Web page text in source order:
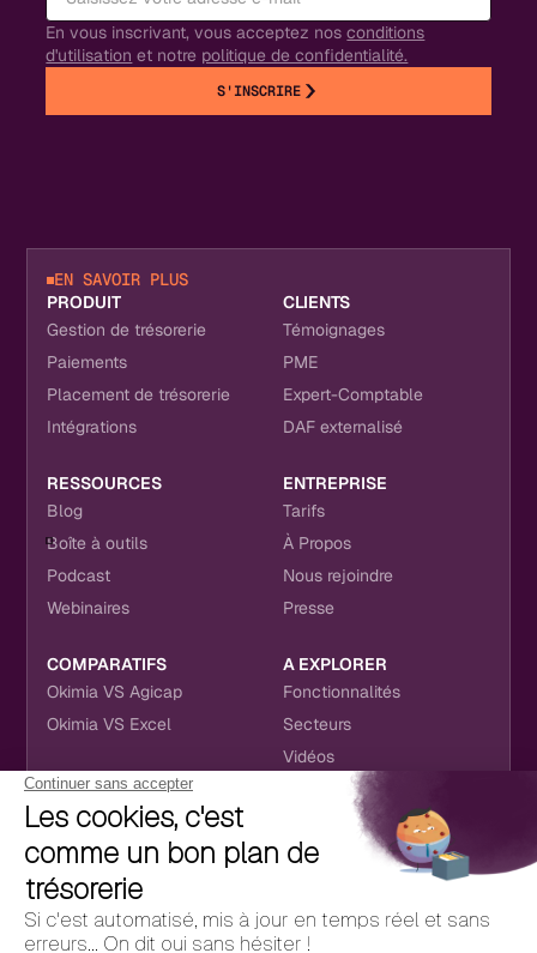
En vous inscrivant, vous acceptez nosconditions
d'utilisation et notre politique de confidentialité.
S'INSCRIRE
EN SAVOIR PLUS
PRODUIT
Gestion de trésorerie
Paiements
Placement de trésorerie
Intégrations
CLIENTS
Témoignages
PME
Expert-Comptable
DAF externalisé
RESSOURCES
Blog
Boîte à outils
Podcast
Webinaires
ENTREPRISE
Tarifs
À Propos
Nous rejoindre
Presse
COMPARATIFS
Okimia VS Agicap
Okimia VS Excel
A EXPLORER
Fonctionnalités
Secteurs
Vidéos
NOUS RETROUVER
CONTACT
hello@okimia.com
01 76 50 33 88
RÉSEAUX SOCIAUX
Youtube